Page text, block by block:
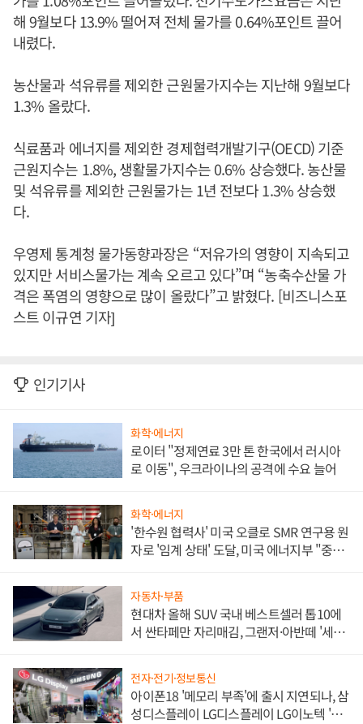
해 9월보다 13.9% 떨어져 전체 물가를 0.64%포인트 끌어
내렸다.
농산물과 석유류를 제외한 근원물가지수는 지난해 9월보다
1.3% 올랐다.
식료품과 에너지를 제외한 경제협력개발기구(OECD) 기준
근원지수는 1.8%, 생활물가지수는 0.6% 상승했다. 농산물
및 석유류를 제외한 근원물가는 1년 전보다 1.3% 상승했
다.
우영제 통계청 물가동향과장은 “저유가의 영향이 지속되고
있지만 서비스물가는 계속 오르고 있다”며 “농축수산물 가
격은 폭염의 영향으로 많이 올랐다”고 밝혔다. [비즈니스포
스트 이규연 기자]
인기기사
화학·에너지
로이터 "정제연료 3만 톤 한국에서 러시아
로 이동", 우크라이나의 공격에 수요 늘어
화학·에너지
'한수원 협력사' 미국 오클로 SMR 연구용 원
자로 '임계 상태' 도달, 미국 에너지부 "중요
자동차·부품
현대차 올해 SUV 국내 베스트셀러 톱10에
서 싼타페만 자리매김, 그랜저·아반떼 '세단
전자·전기·정보통신
아이폰18 '메모리 부족'에 출시 지연되나, 삼
성디스플레이 LG디스플레이 LG이노텍 '탈